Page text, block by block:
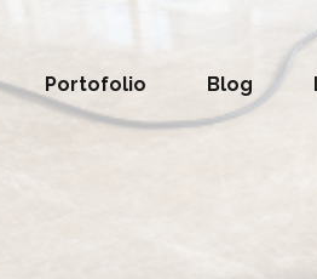
Portofolio Blog